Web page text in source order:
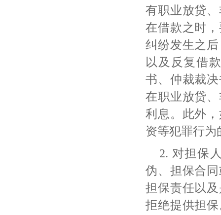
有职业放贷
在借款之时
纠纷发生之
以及反复借
书、仲裁裁
在职业放贷
利息。此外
资等犯罪行为
2. 对担保
伪、担保合
担保责任以
拒绝提供担